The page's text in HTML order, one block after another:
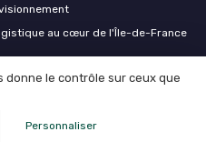
au cœur de l'Île-de-France
les directions supply chain
donne le contrôle sur ceux que
Personnaliser